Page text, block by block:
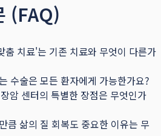
(FAQ)
춤 치료'는 기존 치료와 무엇이 다른가
수술은 모든 환자에게 가능한가요?
암 센터의 특별한 장점은 무엇인가
큼 삶의 질 회복도 중요한 이유는 무